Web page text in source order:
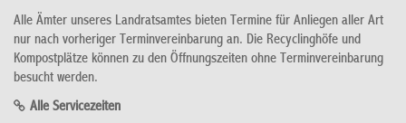
Alle Ämter unseres Landratsamtes bieten Termine für Anliegen aller Art
nur nach vorheriger Terminvereinbarung an. Die Recyclinghöfe und
Kompostplätze können zu den Öffnungszeiten ohne Terminvereinbarung
besucht werden.
Alle Servicezeiten